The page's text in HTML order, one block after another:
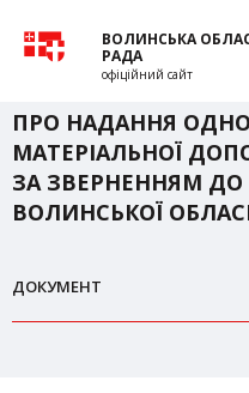
ВОЛИНСЬКА
РАДА
офіційний сайт
ПРО НАДАННЯ
МАТЕРІАЛЬНОЇ
ЗА ЗВЕРНЕННЯМ ДО
ВОЛИНСЬКОЇ
ДОКУМЕНТ